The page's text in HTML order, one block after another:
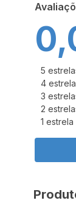
5
4
3
2
1 estrela